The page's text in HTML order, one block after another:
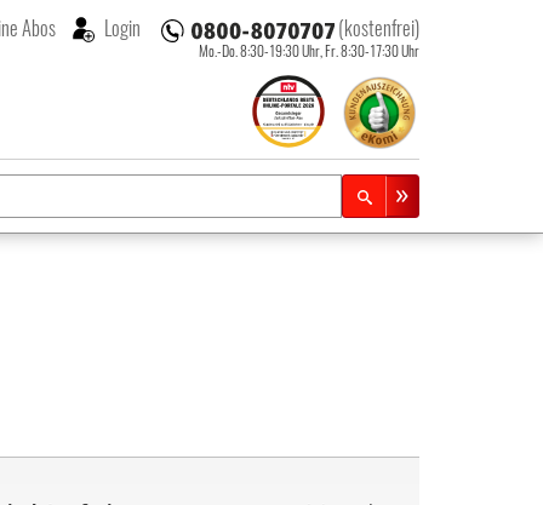
(kostenfrei)
Mo.-Do. 8:30-19:30 Uhr, Fr. 8:30-17:30 Uhr
Abos Login